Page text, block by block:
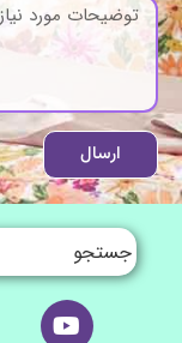
ارسال
Y
o